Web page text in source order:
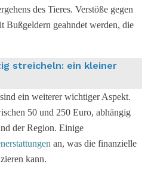
des Tieres. Verstöße gegen
Bußgeldern geahndet werden, die
streicheln: ein kleiner
ein weiterer wichtiger Aspekt.
50 und 250 Euro, abhängig
der Region. Einige
an, was die finanzielle
kann.